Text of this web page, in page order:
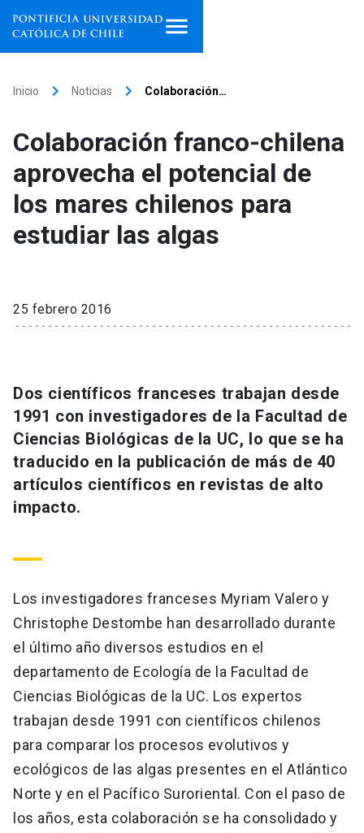
Facultades, escuelas e
institutos
Investigación
Información para keyboard_arrow_down
Futuros estudiantes
Estudiantes
Alumni
Padres y familia
Vecinos launch
Go to english site launch
ACCESOS DIRECTOS
Correo UC launch
Mi Portal UC
Medios Biblioteca launch
Donaciones launch
Inicio keyboard_arrow_right Noticias keyboard_arrow_right Colaboración…
Colaboración franco-chilena
aprovecha el potencial de
los mares chilenos para
estudiar las algas
25 febrero 2016
Dos científicos franceses trabajan desde
1991 con investigadores de la Facultad de
Ciencias Biológicas de la UC, lo que se ha
traducido en la publicación de más de 40
artículos científicos en revistas de alto
impacto.
Los investigadores franceses Myriam Valero y
Christophe Destombe han desarrollado durante
el último año diversos estudios en el
departamento de Ecología de la Facultad de
Ciencias Biológicas de la UC. Los expertos
trabajan desde 1991 con científicos chilenos
para comparar los procesos evolutivos y
ecológicos de las algas presentes en el Atlántico
Norte y en el Pacífico Suroriental. Con el paso de
los años, esta colaboración se ha consolidado y